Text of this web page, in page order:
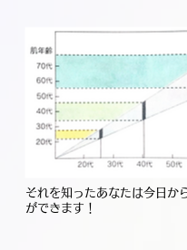
それを知ったあなたは今日か
ができます！